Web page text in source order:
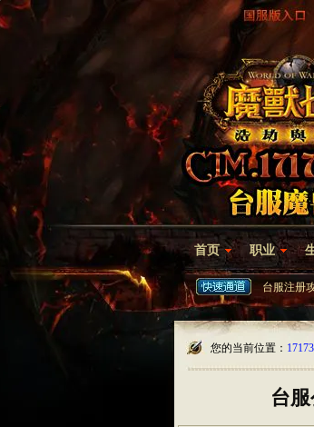
首页 职业
台服注册
您的当前位置：
台